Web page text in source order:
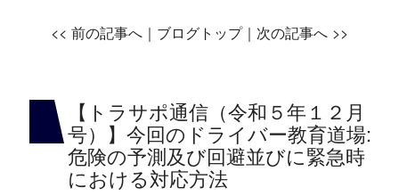
<< 前の記事へ｜ ブログトップ｜次の記事へ >>
【トラサポ通信（令和５年１２月
号）】今回のドライバー教育道場:
危険の予測及び回避並びに緊急時
における対応方法